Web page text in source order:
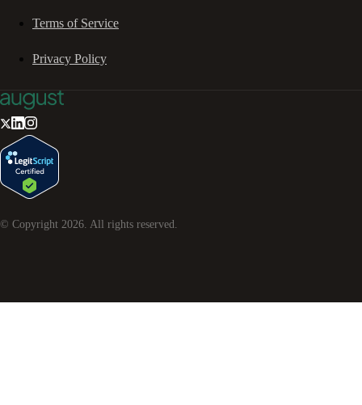
Terms of Service
Privacy Policy
© Copyright 2026. All rights reserved.